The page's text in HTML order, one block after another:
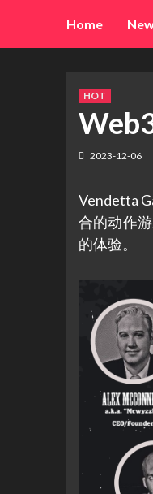
content
Home
HOT
2023-12-06
Vendetta
合的动作
的体验。